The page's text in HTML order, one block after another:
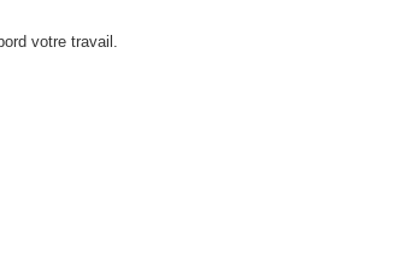
votre travail.